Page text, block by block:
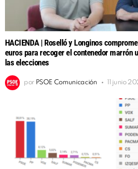
HACIENDA | Roselló y Longinos
euros para recoger el contenedor marrón
las elecciones
por PSOE Comunicación 11 junio